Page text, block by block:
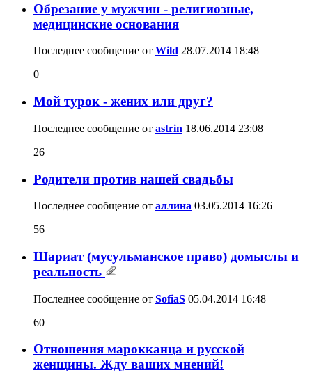
Обрезание у мужчин - религиозные,
медицинские основания
Последнее сообщение от Wild 28.07.2014 18:48
0
Мой турок - жених или друг?
Последнее сообщение от astrin 18.06.2014 23:08
26
Родители против нашей свадьбы
Последнее сообщение от аллина 03.05.2014 16:26
56
Шариат (мусульманское право) домыслы и
реальность
Последнее сообщение от SofiaS 05.04.2014 16:48
60
Отношения марокканца и русской
женщины. Жду ваших мнений!